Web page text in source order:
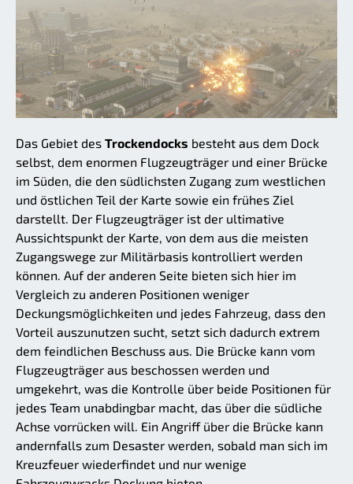
Das Gebiet des Trockendocks besteht aus dem Dock
selbst, dem enormen Flugzeugträger und einer Brücke
im Süden, die den südlichsten Zugang zum westlichen
und östlichen Teil der Karte sowie ein frühes Ziel
darstellt. Der Flugzeugträger ist der ultimative
Aussichtspunkt der Karte, von dem aus die meisten
Zugangswege zur Militärbasis kontrolliert werden
können. Auf der anderen Seite bieten sich hier im
Vergleich zu anderen Positionen weniger
Deckungsmöglichkeiten und jedes Fahrzeug, dass den
Vorteil auszunutzen sucht, setzt sich dadurch extrem
dem feindlichen Beschuss aus. Die Brücke kann vom
Flugzeugträger aus beschossen werden und
umgekehrt, was die Kontrolle über beide Positionen für
jedes Team unabdingbar macht, das über die südliche
Achse vorrücken will. Ein Angriff über die Brücke kann
andernfalls zum Desaster werden, sobald man sich im
Kreuzfeuer wiederfindet und nur wenige